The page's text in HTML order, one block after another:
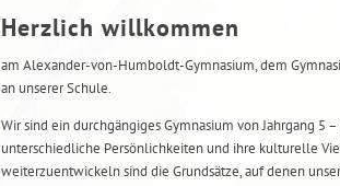
Herzlich willkommen
am Alexander-von-Humboldt-Gymnasium, dem
an unserer Schule.
Wir sind ein durchgängiges Gymnasium von Jahrgang
unterschiedliche Persönlichkeiten und ihre kulturelle
weiterzuentwickeln sind die Grundsätze, auf denen